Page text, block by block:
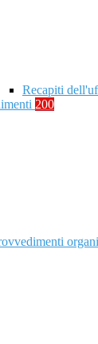
Recapiti
200